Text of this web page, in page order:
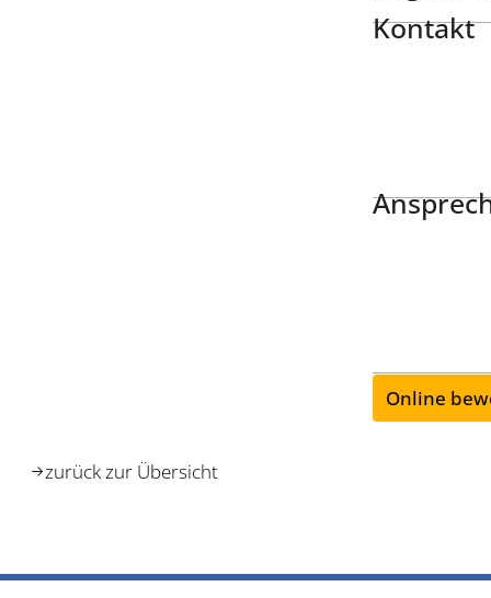
Kontakt
Online
zurück zur Übersicht